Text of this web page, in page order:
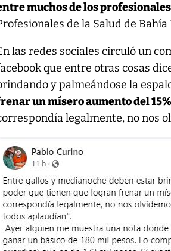
muchos de los
de la Salud de Bahía
las redes sociales circuló un
que entre otras cosas
y palmeándose la
un mísero aumento del
legalmente, no nos